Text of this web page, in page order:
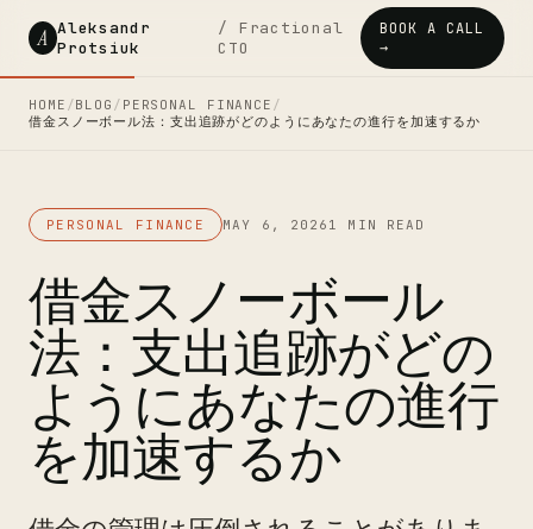
A Aleksandr
Protsiuk
/ Fractional
CTO
BOOK A CALL
→
HOME /BLOG / PERSONAL FINANCE /
借金スノーボール法：支出追跡がどのようにあなたの進行を加速するか
PERSONAL FINANCE MAY 6, 2026 1 MIN READ
借金スノーボール
法：支出追跡がどの
ようにあなたの進行
を加速するか